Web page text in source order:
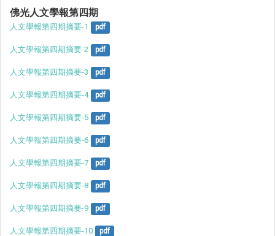
佛光人文學報第四期
人文學報第四期摘要-1 pdf
人文學報第四期摘要-2 pdf
人文學報第四期摘要-3 pdf
人文學報第四期摘要-4 pdf
人文學報第四期摘要-5 pdf
人文學報第四期摘要-6 pdf
人文學報第四期摘要-7 pdf
人文學報第四期摘要-8 pdf
人文學報第四期摘要-9 pdf
人文學報第四期摘要-10 pdf